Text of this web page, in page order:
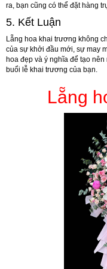
ra, bạn cũng có thể đặt hàng
5. Kết Luận
Lẵng hoa khai trương không
của sự khởi đầu mới, sự may
hoa đẹp và ý nghĩa để tạo
buổi lễ khai trương của bạn.
Lẵng